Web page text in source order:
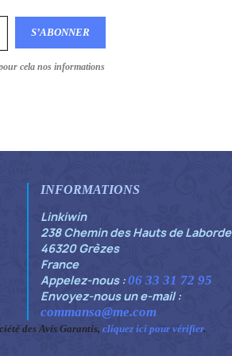
cela nos informations
INFORMATIONS
Linkiwin
238 Chemin des Hauts de Laborde
46320 Grèzes
France
Appelez-nous :06 33 31 72 95
Envoyez-nous un e-mail :
commansa@me.com
des Avis Garantis, cliquez ici pour vérifier.